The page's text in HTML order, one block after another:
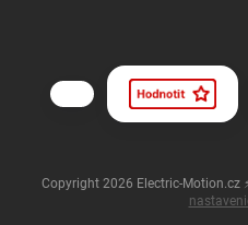
Copyright 2026 Electric-Motion.cz